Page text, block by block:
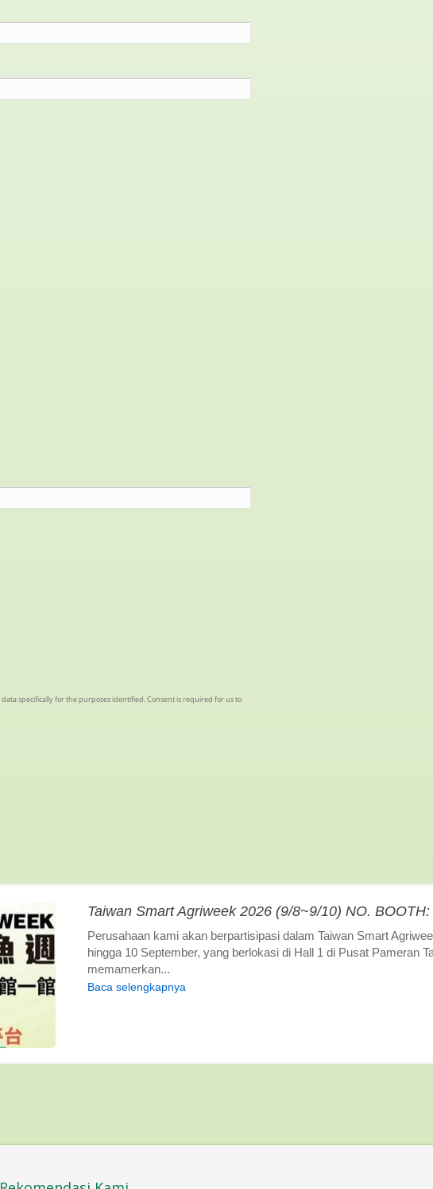
Taiwan Smart Agriweek 2026 (9/8~9/10) NO.
Perusahaan kami akan berpartisipasi dalam Taiwan Smart
hingga 10 September, yang berlokasi di Hall 1 di Pusat Pameran
memamerkan...
Baca selengkapnya